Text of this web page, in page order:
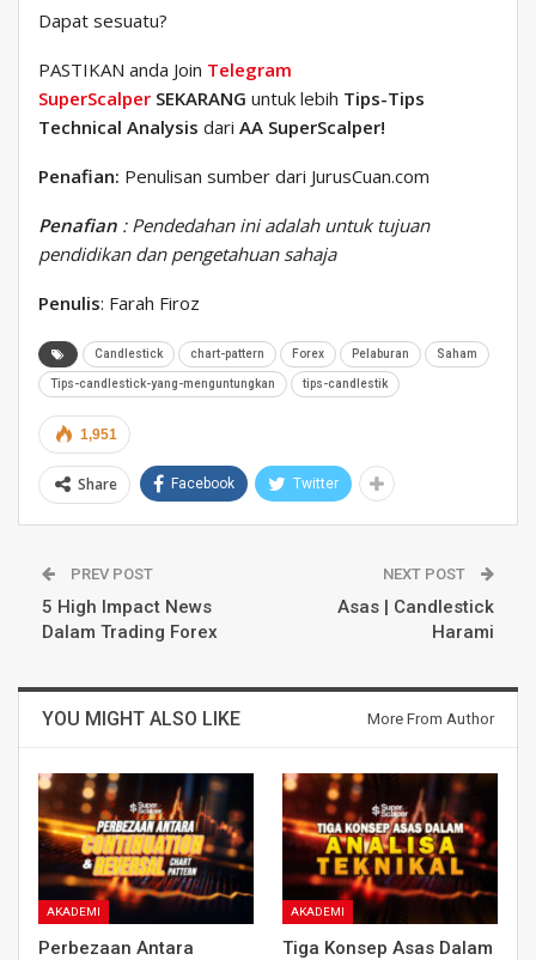
Dapat sesuatu?
PASTIKAN anda Join Telegram
SuperScalper SEKARANG untuk lebih Tips-Tips
Technical Analysis dari AA SuperScalper!
Penafian: Penulisan sumber dari JurusCuan.com
Penafian : Pendedahan ini adalah untuk tujuan
pendidikan dan pengetahuan sahaja
Penulis: Farah Firoz
Candlestick chart-pattern Forex Pelaburan Saham
Tips-candlestick-yang-menguntungkan tips-candlestik
1,951
Share Facebook Twitter
PREV POST
5 High Impact News
Dalam Trading Forex
NEXT POST
Asas | Candlestick
Harami
YOU MIGHT ALSO LIKE More From Author
AKADEMI
Perbezaan Antara
AKADEMI
Tiga Konsep Asas Dalam